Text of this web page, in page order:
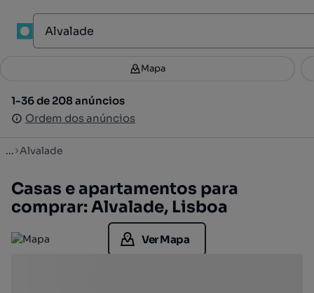
Filtros 1
1-36 de 208 anúncios
Ordem dos anúncios
Mapa
1-36 de 208 anúncios
Ordem dos anúncios
... Alvalade
Casas e apartamentos para
comprar: Alvalade, Lisboa
Ver Mapa